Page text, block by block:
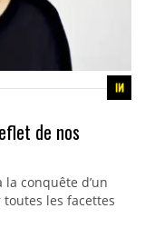
de nos
conquête d’un
toutes les facettes